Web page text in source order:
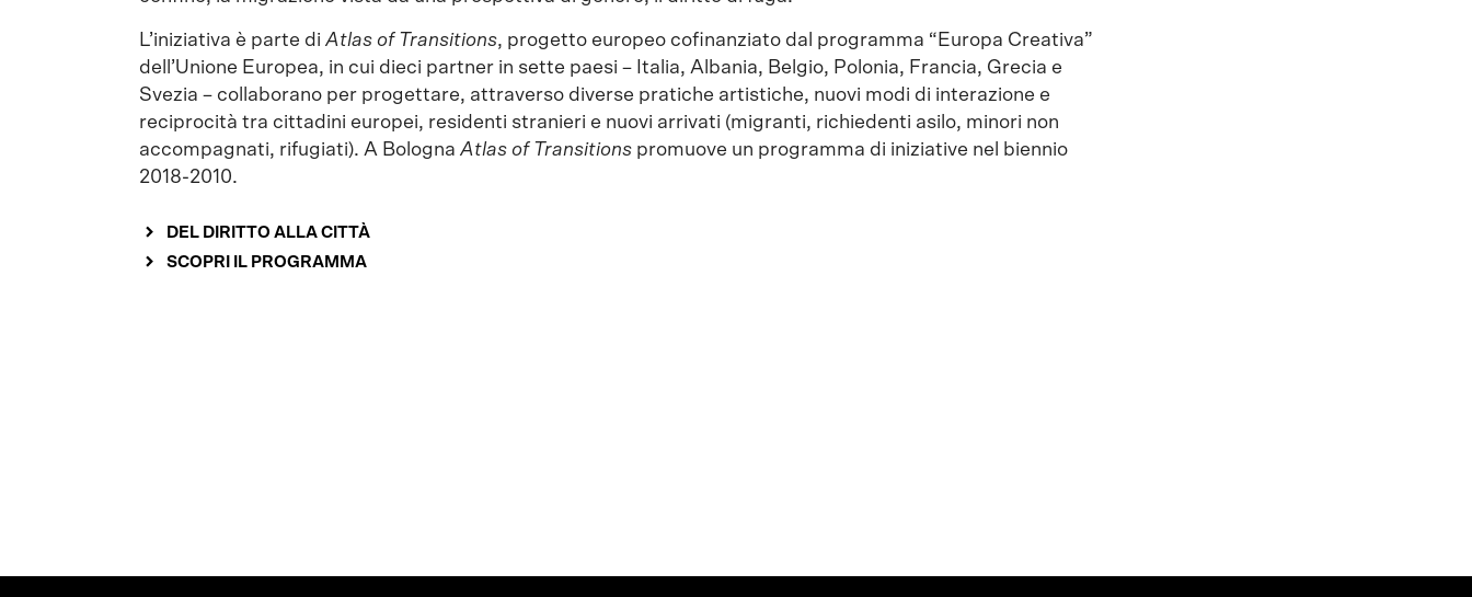
L’iniziativa è parte di Atlas of Transitions, progetto europeo cofinanziato dal programma “Europa Creativa”
dell’Unione Europea, in cui dieci partner in sette paesi – Italia, Albania, Belgio, Polonia, Francia, Grecia e
Svezia – collaborano per progettare, attraverso diverse pratiche artistiche, nuovi modi di interazione e
reciprocità tra cittadini europei, residenti stranieri e nuovi arrivati (migranti, richiedenti asilo, minori non
accompagnati, rifugiati). A Bologna Atlas of Transitions promuove un programma di iniziative nel biennio
2018-2010.
DEL DIRITTO ALLA CITTÀ
SCOPRI IL PROGRAMMA